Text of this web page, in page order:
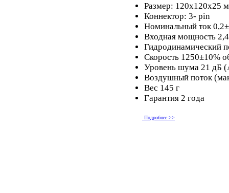
Размер: 120x120x25
Коннектор: 3- pin
Номинальный ток
Входная мощность
Гидродинамический
Скорость 1250±10%
Уровень шума 21 дБ
Воздушный поток
Вес 145 г
Гарантия 2 года
Подробнее >>